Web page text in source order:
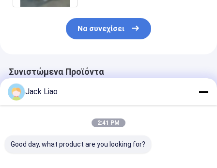
Να συνεχίσει
Συνιστώμενα Προϊόντα
Jack Liao
2:41 PM
Good day, what product are you looking for?